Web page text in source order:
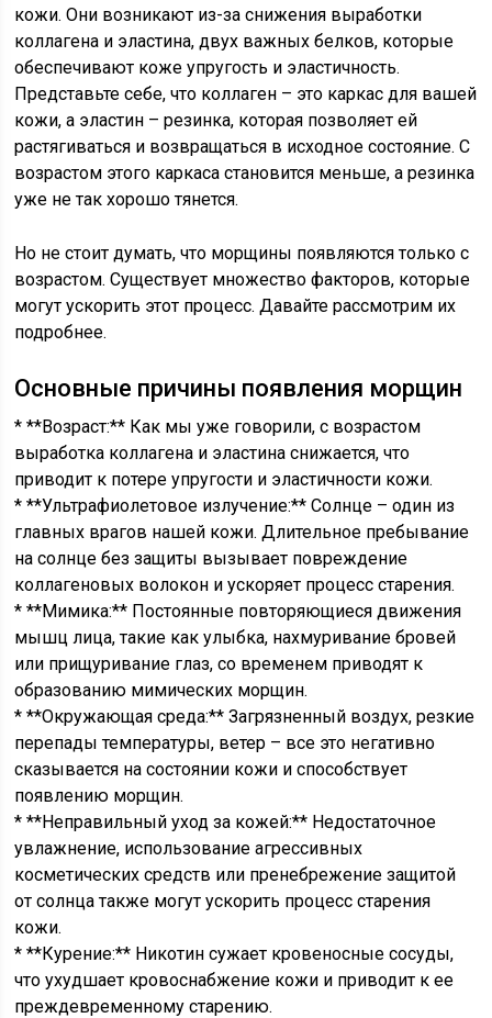
кожи. Они возникают из-за снижения выработки
коллагена и эластина, двух важных белков, которые
обеспечивают коже упругость и эластичность.
Представьте себе, что коллаген – это каркас для вашей
кожи, а эластин – резинка, которая позволяет ей
растягиваться и возвращаться в исходное состояние. С
возрастом этого каркаса становится меньше, а резинка
уже не так хорошо тянется.
Но не стоит думать, что морщины появляются только с
возрастом. Существует множество факторов, которые
могут ускорить этот процесс. Давайте рассмотрим их
подробнее.
Основные причины появления морщин
* **Возраст:** Как мы уже говорили, с возрастом
выработка коллагена и эластина снижается, что
приводит к потере упругости и эластичности кожи.
* **Ультрафиолетовое излучение:** Солнце – один из
главных врагов нашей кожи. Длительное пребывание
на солнце без защиты вызывает повреждение
коллагеновых волокон и ускоряет процесс старения.
* **Мимика:** Постоянные повторяющиеся движения
мышц лица, такие как улыбка, нахмуривание бровей
или прищуривание глаз, со временем приводят к
образованию мимических морщин.
* **Окружающая среда:** Загрязненный воздух, резкие
перепады температуры, ветер – все это негативно
сказывается на состоянии кожи и способствует
появлению морщин.
* **Неправильный уход за кожей:** Недостаточное
увлажнение, использование агрессивных
косметических средств или пренебрежение защитой
от солнца также могут ускорить процесс старения
кожи.
* **Курение:** Никотин сужает кровеносные сосуды,
что ухудшает кровоснабжение кожи и приводит к ее
преждевременному старению.